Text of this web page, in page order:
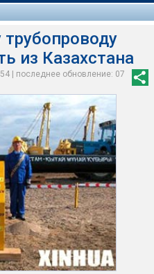
из Казахстана
| последнее обновление: 07